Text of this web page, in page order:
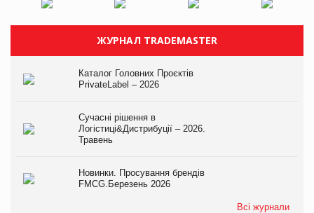
ЖУРНАЛ TRADEMASTER
Каталог Головних Проєктів
PrivateLabel – 2026
Сучасні рішення в
Логістиці&Дистрибуції – 2026.
Травень
Новинки. Просування брендів
FMCG.Березень 2026
Всі журнали